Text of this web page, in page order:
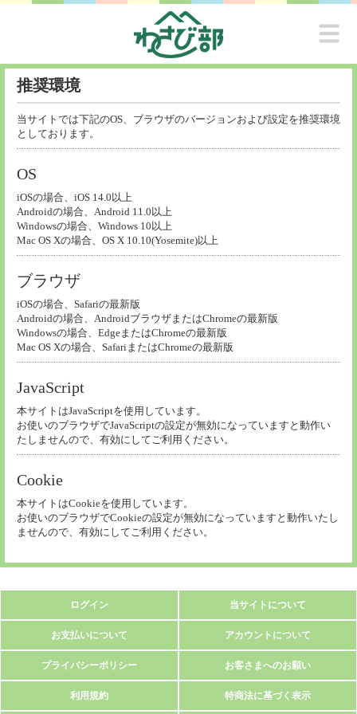
推奨環境
当サイトでは下記のOS、ブラウザのバージョンおよび設定を推奨環境
としております。
OS
iOSの場合、iOS 14.0以上
Androidの場合、Android 11.0以上
Windowsの場合、Windows 10以上
Mac OS Xの場合、OS X 10.10(Yosemite)以上
ブラウザ
iOSの場合、Safariの最新版
Androidの場合、AndroidブラウザまたはChromeの最新版
Windowsの場合、EdgeまたはChromeの最新版
Mac OS Xの場合、SafariまたはChromeの最新版
JavaScript
本サイトはJavaScriptを使用しています。
お使いのブラウザでJavaScriptの設定が無効になっていますと動作い
たしませんので、有効にしてご利用ください。
Cookie
本サイトはCookieを使用しています。
お使いのブラウザでCookieの設定が無効になっていますと動作いたし
ませんので、有効にしてご利用ください。
ログイン 当サイトについて
お支払いについて アカウントについて
プライバシーポリシー お客さまへのお願い
利用規約 特商法に基づく表示